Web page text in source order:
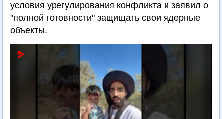
условия урегулирования конфликта и заявил о
"полной готовности" защищать свои ядерные
объекты.